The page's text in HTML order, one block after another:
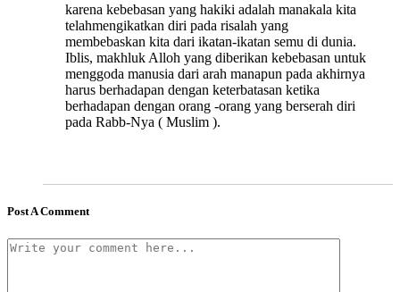
karena kebebasan yang hakiki adalah manakala kita
telahmengikatkan diri pada risalah yang
membebaskan kita dari ikatan-ikatan semu di dunia.
Iblis, makhluk Alloh yang diberikan kebebasan untuk
menggoda manusia dari arah manapun pada akhirnya
harus berhadapan dengan keterbatasan ketika
berhadapan dengan orang -orang yang berserah diri
pada Rabb-Nya ( Muslim ).
Post A Comment